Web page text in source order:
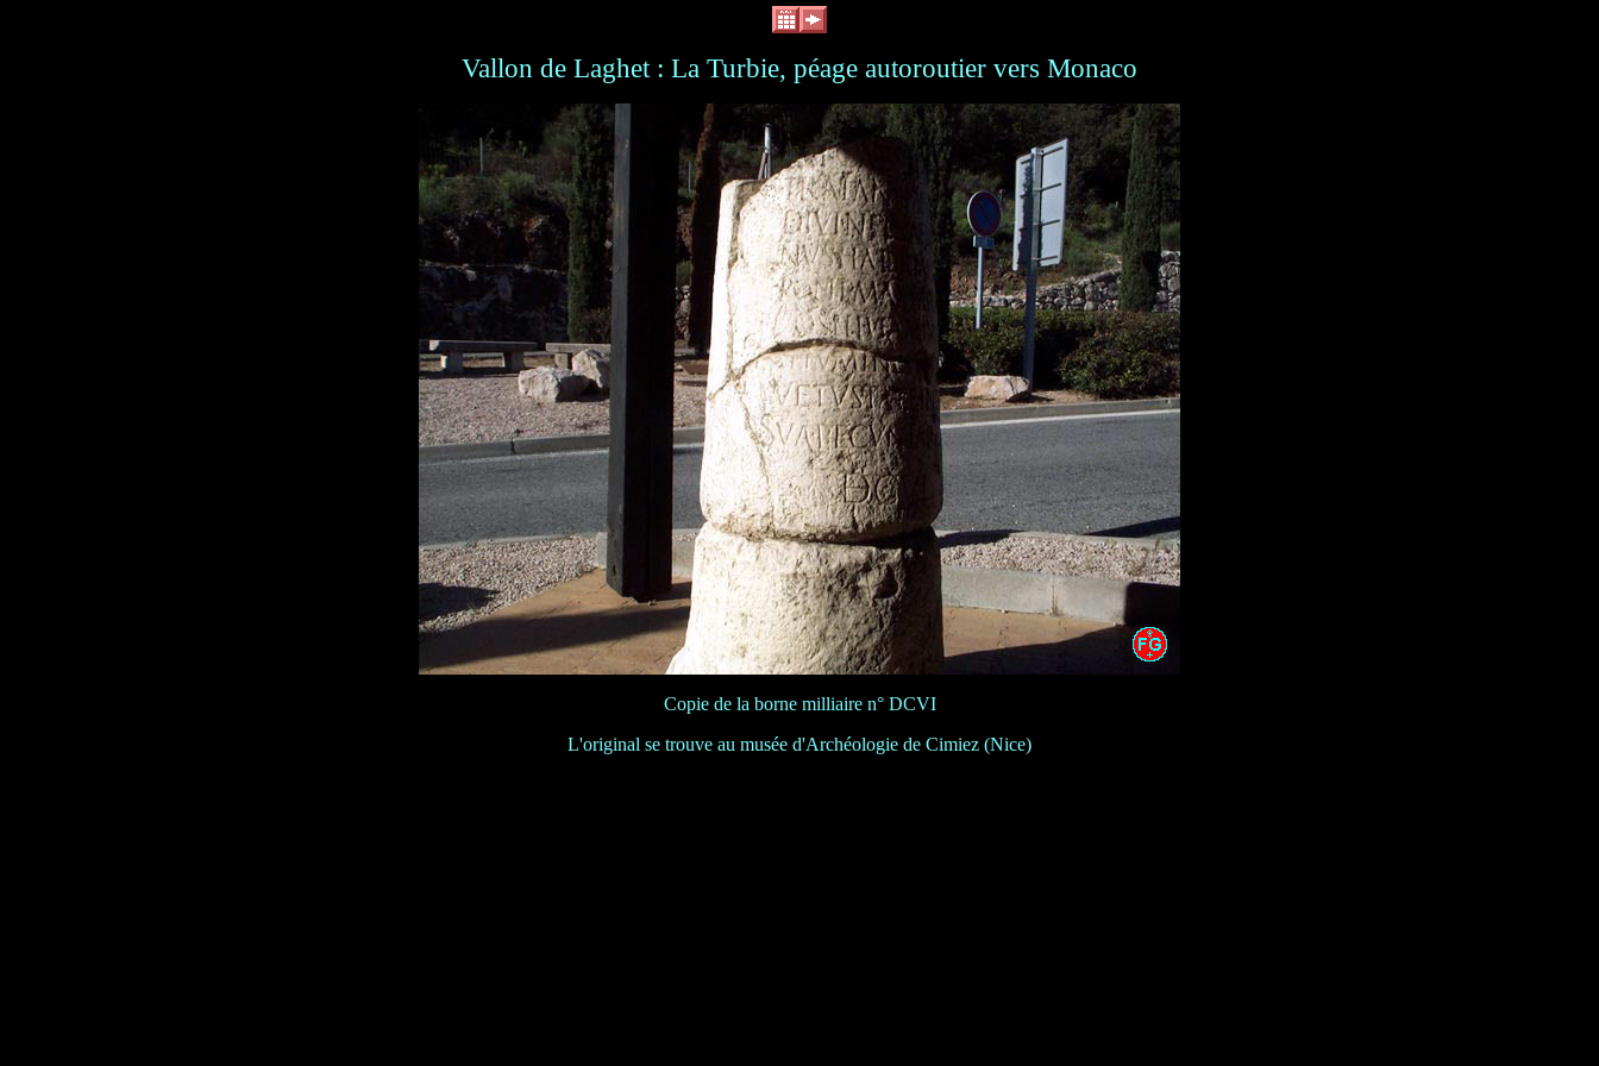
Vallon de Laghet : La Turbie, péage autoroutier vers Monaco
Copie de la borne milliaire n° DCVI
L'original se trouve au musée d'Archéologie de Cimiez (Nice)